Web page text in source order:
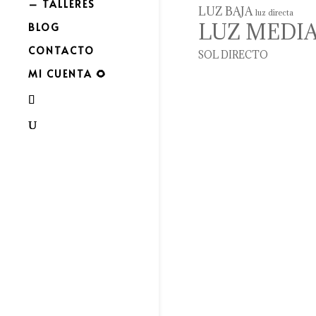
– TALLERES
BLOG
CONTACTO
MI CUENTA 🌻
LUZ BAJA luz directa
LUZ
SOL DIRECTO